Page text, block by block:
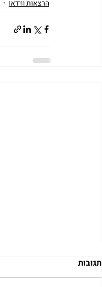
הרצאות ווידאו
תגובות